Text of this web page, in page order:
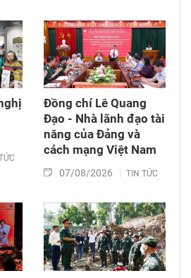
Đồng chí Lê Quang
Đạo - Nhà lãnh đạo tài
năng của Đảng và
cách mạng Việt Nam​
07/08/2026 TIN TỨC